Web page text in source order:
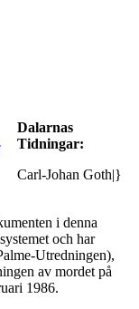
Dalarnas
Tidningar:
Carl-Johan Goth|}
i denna
och har
Utredningen),
av mordet på
1986.